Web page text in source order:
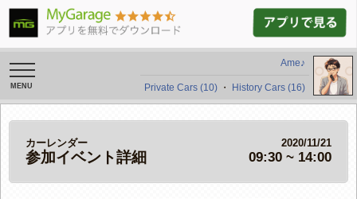
toggle
navigation
Ame♪
Private Cars (10) ・ History Cars (16)
カーレンダー 2020/11/21
参加イベント詳細 09:30 ~ 14:00